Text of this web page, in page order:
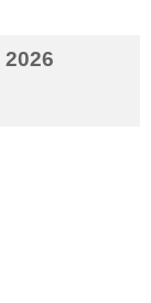
2026